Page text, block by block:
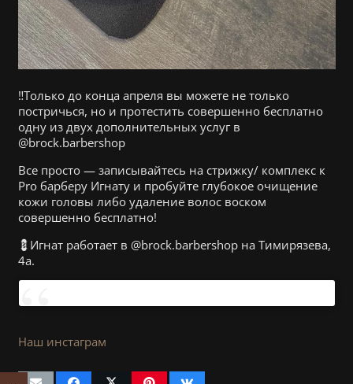
‼️Только до конца апреля вы можете не только
постричься, но и протестить совершенно бесплатно
одну из двух дополнительных услуг в
@brock.barbershop
Все просто — записывайтесь на стрижку/ комплекс к
Pro барберу Игнату и пробуйте глубокое очищение
кожи головы либо удаление волос воском
совершенно бесплатно!
💈Игнат работает в @brock.barbershop на Тимирязева,
4а.
Наш инстаграм